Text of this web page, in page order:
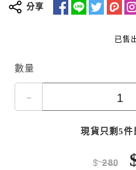
分享
已售
數量
-
現貨只剩5件
$280